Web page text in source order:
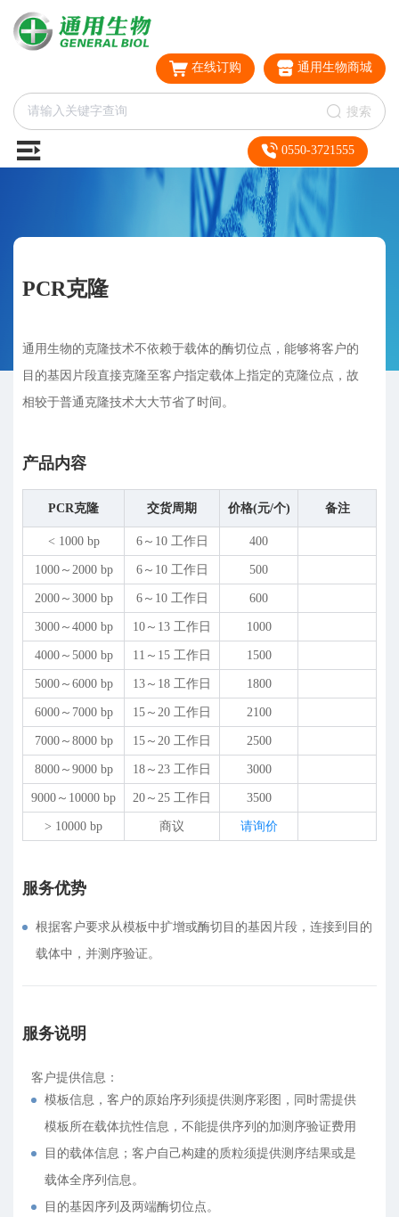
在线订购 通用生物商城
搜索
0550-3721555
PCR克隆
通用生物的克隆技术不依赖于载体的酶切位点，能够将客户的
目的基因片段直接克隆至客户指定载体上指定的克隆位点，故
相较于普通克隆技术大大节省了时间。
产品内容
PCR克隆 交货周期 价格(元/个) 备注
< 1000 bp 6～10 工作日 400
1000～2000 bp 6～10 工作日 500
2000～3000 bp 6～10 工作日 600
3000～4000 bp 10～13 工作日 1000
4000～5000 bp 11～15 工作日 1500
5000～6000 bp 13～18 工作日 1800
6000～7000 bp 15～20 工作日 2100
7000～8000 bp 15～20 工作日 2500
8000～9000 bp 18～23 工作日 3000
9000～10000 bp 20～25 工作日 3500
> 10000 bp 商议 请询价
服务优势
根据客户要求从模板中扩增或酶切目的基因片段，连接到目的
载体中，并测序验证。
服务说明
客户提供信息：
模板信息，客户的原始序列须提供测序彩图，同时需提供
模板所在载体抗性信息，不能提供序列的加测序验证费用
目的载体信息；客户自己构建的质粒须提供测序结果或是
载体全序列信息。
目的基因序列及两端酶切位点。